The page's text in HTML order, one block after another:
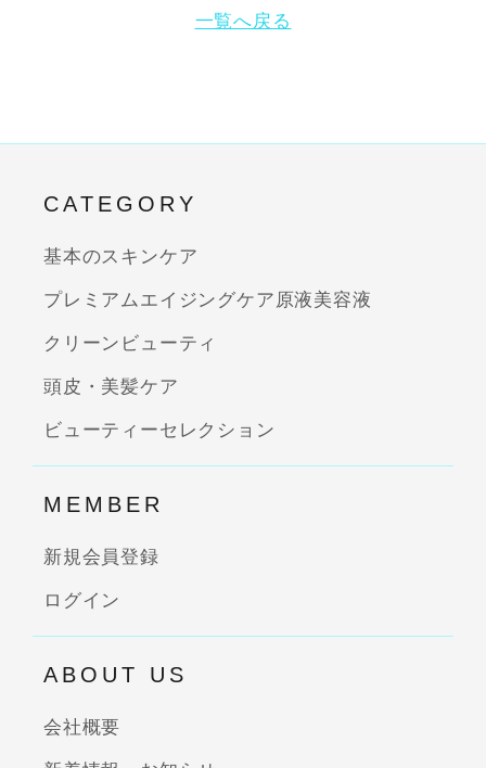
一覧へ戻る
CATEGORY
基本のスキンケア
プレミアムエイジングケア原液美容液
クリーンビューティ
頭皮・美髪ケア
ビューティーセレクション
MEMBER
新規会員登録
ログイン
ABOUT US
会社概要